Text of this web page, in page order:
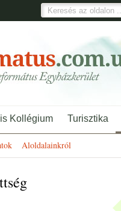
Kollégium Turisztika
Aloldalainkról